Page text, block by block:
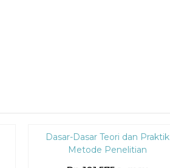
Diskon
15%Dasar-Dasar Teori dan Praktik
Metode Penelitian